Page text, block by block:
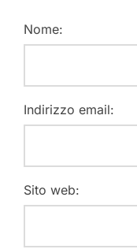
Nome:
Indirizzo email:
Sito web: